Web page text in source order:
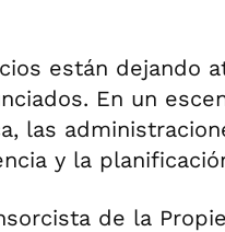
están dejando
En un
las
y la
de la